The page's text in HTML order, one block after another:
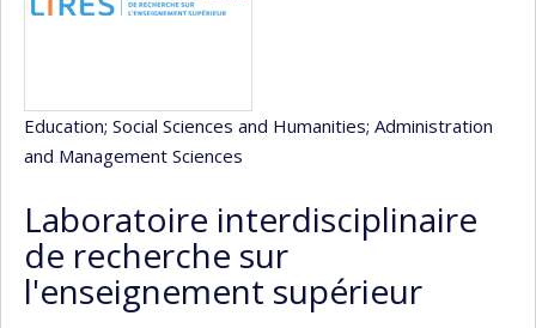
Education; Social Sciences and Humanities; Administration
and Management Sciences
Laboratoire interdisciplinaire
de recherche sur
l'enseignement supérieur